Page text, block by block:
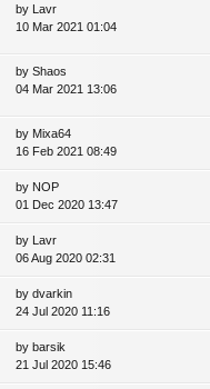
by Lavr
10 Mar 2021 01:04
by Shaos
04 Mar 2021 13:06
by Mixa64
16 Feb 2021 08:49
by NOP
01 Dec 2020 13:47
by Lavr
06 Aug 2020 02:31
by dvarkin
24 Jul 2020 11:16
by barsik
21 Jul 2020 15:46